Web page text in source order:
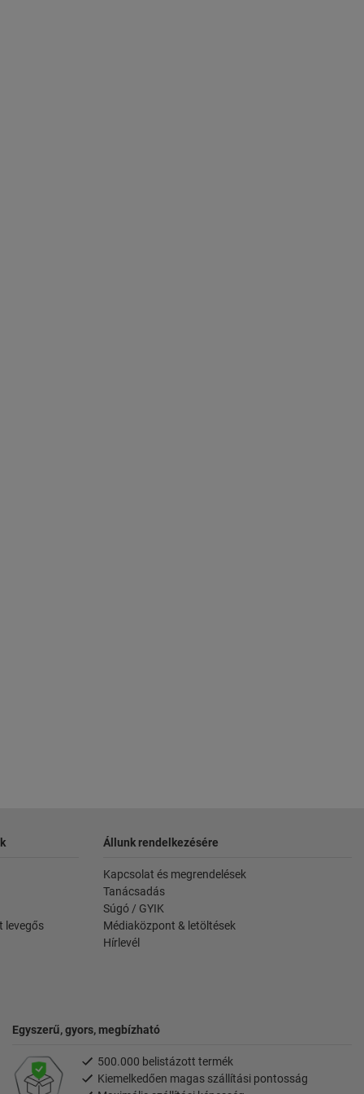
levegős
Állunk rendelkezésére
Kapcsolat és megrendelések
Tanácsadás
Súgó / GYIK
Médiaközpont & letöltések
Hírlevél
Egyszerű, gyors, megbízható
500.000 belistázott termék
Kiemelkedően magas szállítási pontosság